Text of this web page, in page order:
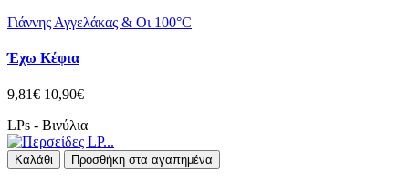
Γιάννης Αγγελάκας & Οι 100°C
Έχω Κέφια
9,81€ 10,90€
LPs - Βινύλια
Καλάθι Προσθήκη στα αγαπημένα